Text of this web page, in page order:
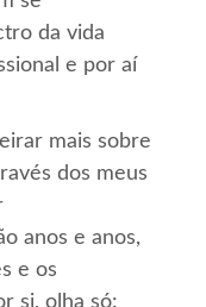
da vida
e por aí
mais sobre
dos meus
anos e anos,
e os
si, olha só: